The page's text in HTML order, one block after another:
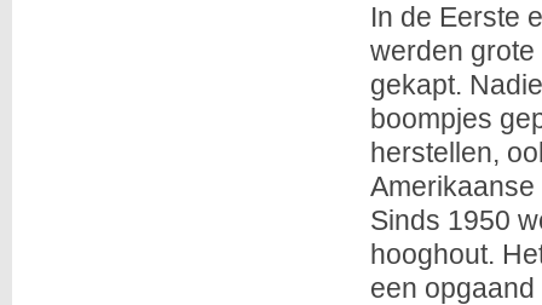
In de Eerste
werden
gekapt.
boompjes
herstellen,
Sinds 1950
hooghout.
een